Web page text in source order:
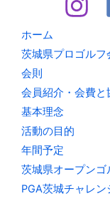
ホーム
茨城県プロゴルフ
会則
会員紹介・会費と
基本理念
活動の目的
年間予定
茨城県オープンゴ
PGA茨城チャレ